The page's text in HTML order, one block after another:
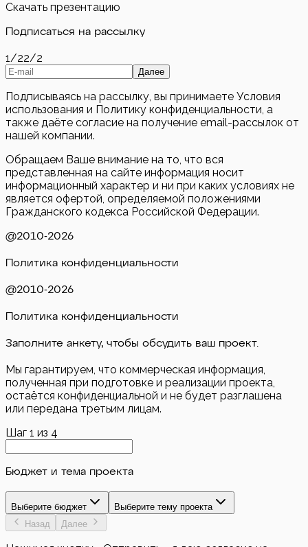
Скачать презентацию
Подписаться на рассылку
1/22/2
Далее
Подписываясь на рассылку, вы принимаете Условия
использования и Политику конфиденциальности, а
также даёте согласие на получение email-рассылок от
нашей компании.
Обращаем Ваше внимание на то, что вся
представленная на сайте информация носит
информационный характер и ни при каких условиях не
является офертой, определяемой положениями
Гражданского кодекса Российской Федерации.
@2010-2026
Политика конфиденциальности
@2010-2026
Политика конфиденциальности
Заполните анкету, чтобы обсудить ваш проект.
Мы гарантируем, что коммерческая информация,
полученная при подготовке и реализации проекта,
остаётся конфиденциальной и не будет разглашена
или передана третьим лицам.
Шаг 1 из 4
Бюджет и тема проекта
Выберите бюджет
Выберите тему проекта
Назад
Далее